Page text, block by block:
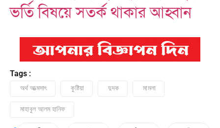
ভর্তি বিষয়ে সতর্ক থাকার আহ্বান
Tags :
অর্থ আত্মসাৎ কুষ্টিয়া দুদক মামলা
মাহাবুল আলম হানিফ